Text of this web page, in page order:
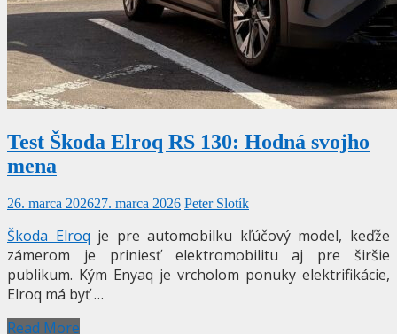
Test Škoda Elroq RS 130: Hodná svojho
mena
26. marca 202627. marca 2026 Peter Slotík
Škoda Elroq je pre automobilku kľúčový model, keďže
zámerom je priniesť elektromobilitu aj pre širšie
publikum. Kým Enyaq je vrcholom ponuky elektrifikácie,
Elroq má byť …
Read More